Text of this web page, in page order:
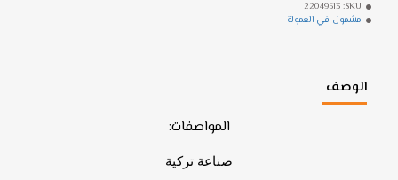
SKU:
22049513
مشمول في العمولة
الوصف
المواصفات:
صناعة تركية